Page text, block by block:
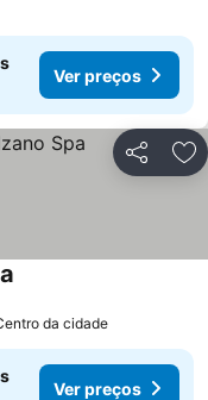
Ver preços
Partilhar
da cidade
Ver preços